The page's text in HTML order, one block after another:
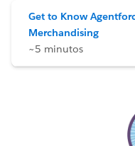
Get to Know
Merchandising
~5 minutos